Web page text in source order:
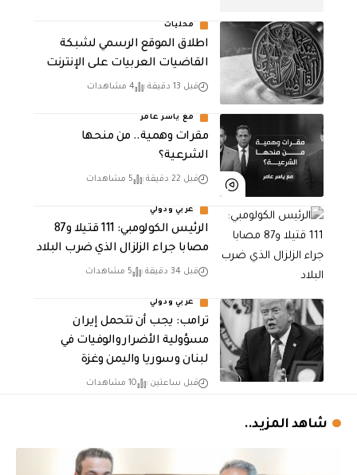
محليات
اطلاق الموقع الرسمي لشبكة
القاضيات العربيات على الإنترنت
قبل 13 دقيقة 4 مشاهدات
مع ياسر عامر
مقرات وهمية.. من منحها
الشرعية؟
قبل 22 دقيقة 5 مشاهدات
عربي ودولي
الرئيس الكولومبي: 111 قتيلا و87
مصابا جراء الزلزال الذي ضرب البلاد
قبل 34 دقيقة 5 مشاهدات
عربي ودولي
ترامب: يجب أن تتحمل إيران
مسؤولية الأضرار والوفيات في
لبنان وسوريا واليمن وغزة
قبل ساعتين 10 مشاهدات
شاهد المزيد..